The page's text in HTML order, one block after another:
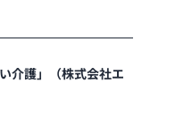
介護」（株式会社エ